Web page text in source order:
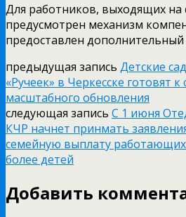
Для работников, выходящих на
предусмотрен механизм
предоставлен
предыдущая запись Детские
«Ручеек» в Черкесске готовят
масштабного обновления
следующая запись С 1 июня
КЧР начнет принмать
семейную выплату
более детей
Добавить